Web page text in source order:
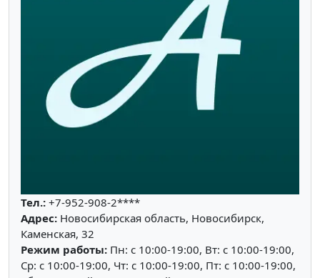
Тел.: +7-952-908-2****
Адрес: Новосибирская область, Новосибирск,
Каменская, 32
Режим работы: Пн: c 10:00-19:00, Вт: c 10:00-19:00,
Ср: c 10:00-19:00, Чт: c 10:00-19:00, Пт: c 10:00-19:00,